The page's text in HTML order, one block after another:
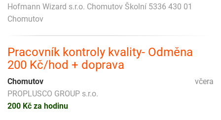
Hofmann Wizard s.r.o. Chomutov Školní 5336 430 01
Chomutov
Pracovník kontroly kvality- Odměna
200 Kč/hod + doprava
včera
Chomutov
PROPLUSCO GROUP s.r.o.
200 Kč za hodinu